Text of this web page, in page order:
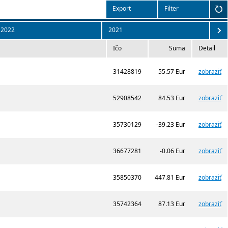
Export Filter
2022 2021
Ičo Suma Detail
31428819 55.57 Eur zobraziť
52908542 84.53 Eur zobraziť
35730129 -39.23 Eur zobraziť
36677281 -0.06 Eur zobraziť
35850370 447.81 Eur zobraziť
35742364 87.13 Eur zobraziť